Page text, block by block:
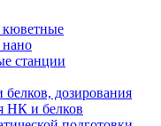
кюветные
станции
дозирования
НК и белков